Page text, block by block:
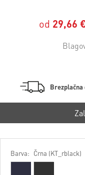
od 29,66
Brezplačna
Barva: Črna (KT_rblack)